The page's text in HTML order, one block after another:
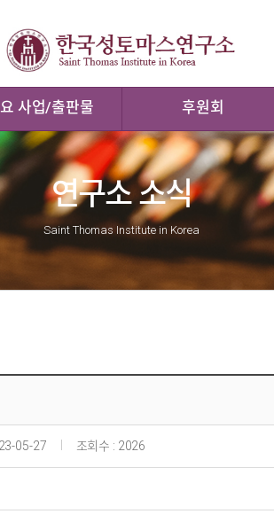
사업/출판물 후원회
연구소 소식
Saint Thomas Institute in Korea
05-27 조회수 : 2026